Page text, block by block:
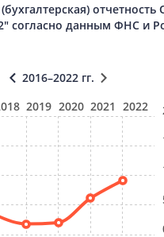
данным ФНС и
2016–2022 гг.
2019 2020 2021 2022